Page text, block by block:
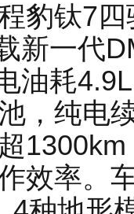
豹钛7
新一代
油耗
，纯电
效率。